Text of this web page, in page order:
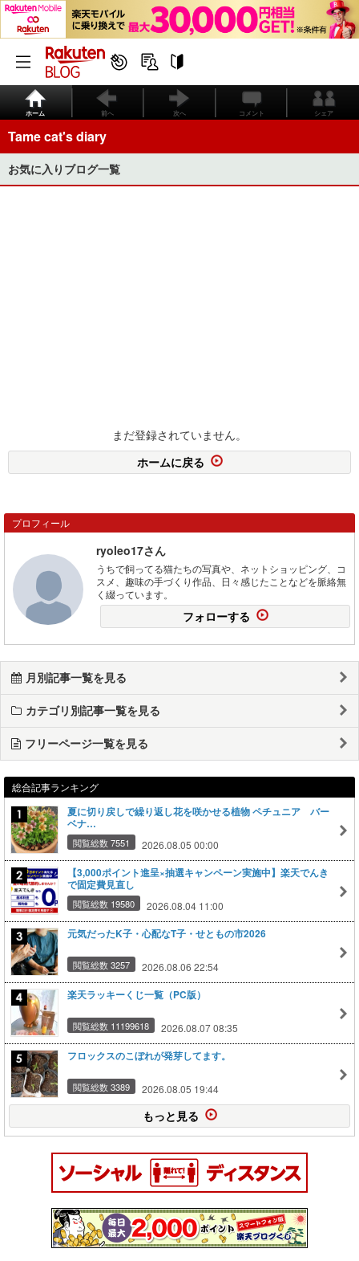
ホーム 前へ 次へ コメント シェア
Tame cat's diary
お気に入りブログ一覧
まだ登録されていません。
ホームに戻る
プロフィール
ryoleo17さん
うちで飼ってる猫たちの写真や、ネットショッピング、コ
スメ、趣味の手づくり作品、日々感じたことなどを脈絡無
く綴っています。
フォローする
月別記事一覧を見る
カテゴリ別記事一覧を見る
フリーページ一覧を見る
総合記事ランキング
夏に切り戻しで繰り返し花を咲かせる植物 ペチュニア バー
ベナ…
閲覧総数 7551 2026.08.05 00:00
【3,000ポイント進呈×抽選キャンペーン実施中】楽天でんき
で固定費見直し
閲覧総数 19580 2026.08.04 11:00
元気だったK子・心配なT子・せともの市2026
閲覧総数 3257 2026.08.06 22:54
楽天ラッキーくじ一覧（PC版）
閲覧総数 11199618 2026.08.07 08:35
フロックスのこぼれが発芽してます。
閲覧総数 3389 2026.08.05 19:44
もっと見る